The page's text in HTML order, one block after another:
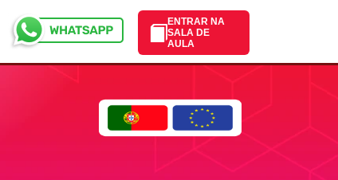
ENTRAR NA
SALA DE
AULA